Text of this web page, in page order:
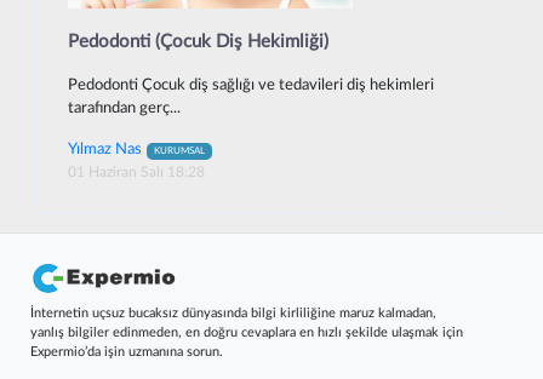
Pedodonti (Çocuk Diş Hekimliği)
Pedodonti Çocuk diş sağlığı ve tedavileri diş hekimleri
tarafından gerç...
Yılmaz Nas KURUMSAL
01 Haziran Salı 18:28
İnternetin uçsuz bucaksız dünyasında bilgi kirliliğine maruz kalmadan,
yanlış bilgiler edinmeden, en doğru cevaplara en hızlı şekilde ulaşmak için
Expermio’da işin uzmanına sorun.